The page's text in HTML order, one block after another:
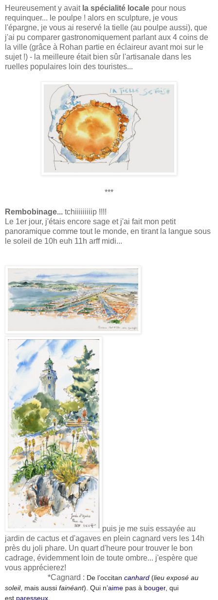
Heureusement y avait la spécialité locale pour nous
requinquer... le poulpe ! alors en sculpture, je vous
l'épargne, je vous ai reservé la tielle (au poulpe aussi), que
j'ai pu comparer gastronomiquement parlant aux 4 coins de
la ville (grâce à Rohan partie en éclaireur avant moi sur le
sujet !) - la meilleure était bien sûr l'artisanale dans les
ruelles populaires loin des touristes...
***
Rembobinage... tchiiiiiiiiip !!!!
Le 1er jour, j'étais encore sage et j'ai fait mon petit
panoramique comme tout le monde, en tirant la langue sous
le soleil de 10h euh 11h arff midi...
puis je me suis essayée au
jardin de cactus et d'agaves en plein cagnard vers les 14h
près du joli phare. Un quart d'heure pour trouver le bon
cadrage, évidemment loin de toute ombre... j'espère que
vous apprécierez!
*Cagnard : De l’occitan canhard (lieu exposé au
soleil, mais aussi fainéant). Qui n’aime pas à bouger, qui
est paresseux.